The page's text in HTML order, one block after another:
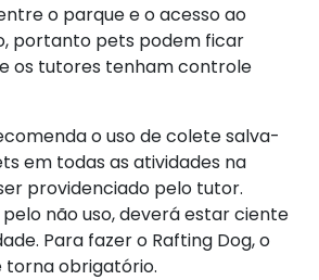
o parque e o acesso ao
portanto pets podem ficar
os tutores tenham controle
o uso de colete salva-
em todas as atividades na
providenciado pelo tutor.
não uso, deverá estar ciente
Para fazer o Rafting Dog, o
torna obrigatório.